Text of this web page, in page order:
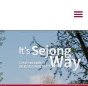
뉴
열
기/
닫
기